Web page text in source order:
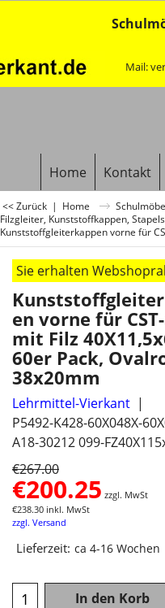
Mail:
Home Kontakt
<< Zurück | Home
Filzgleiter, Kunststoffkappen,
Kunststoffgleiterkappen vorne für
Sie erhalten
en vorne für
mit Filz
60er Pack,
38x20mm
Lehrmittel-Vierkant
P5492-K428-60X048X-
A18-30212 099-
€267.00
€200.25 zzgl. MwSt
€238.30 inkl. MwSt
zzgl. Versand
Lieferzeit: ca 4-16 Wochen
In den Korb